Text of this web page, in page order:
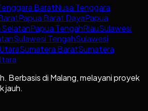
BaratNusa Tenggara
Papua Barat DayaPapua
SelatanPapua TengahRiauSulawesi
Sulawesi TengahSulawesi
Sumatera BaratSumatera
Berbasis di Malang, melayani proyek
jauh.